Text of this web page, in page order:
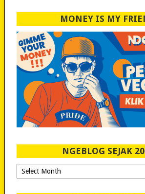
MONEY IS MY
NGEBLOG SEJAK
Ngeblog
Sejak